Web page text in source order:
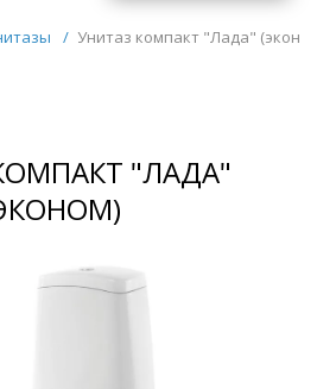
комнат
/ Унитаз компакт "Лада"
"ЛАДА"